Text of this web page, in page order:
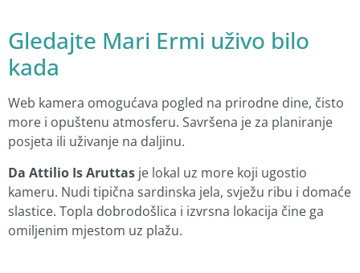
Gledajte Mari Ermi uživo bilo
kada
Web kamera omogućava pogled na prirodne dine, čisto
more i opuštenu atmosferu. Savršena je za planiranje
posjeta ili uživanje na daljinu.
Da Attilio Is Aruttas je lokal uz more koji ugostio
kameru. Nudi tipična sardinska jela, svježu ribu i domaće
slastice. Topla dobrodošlica i izvrsna lokacija čine ga
omiljenim mjestom uz plažu.